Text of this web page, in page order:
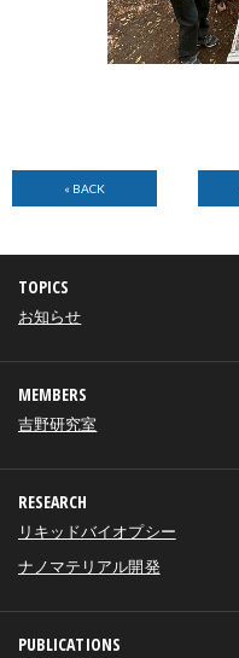
« BACK
TOPICS
お知らせ
MEMBERS
吉野研究室
RESEARCH
リキッドバイオプシー
ナノマテリアル開発
PUBLICATIONS